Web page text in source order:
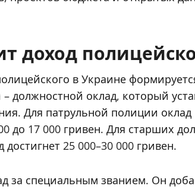
доход
в Украине
оклад, который
Для патрульной полиции
до 17 000 гривен. Для старших
25 000–30 000 гривен.
за специальным званием. Он